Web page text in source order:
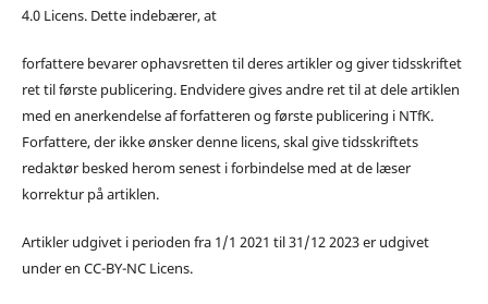
4.0 Licens. Dette indebærer, at
forfattere bevarer ophavsretten til deres artikler og giver tidsskriftet
ret til første publicering. Endvidere gives andre ret til at dele artiklen
med en anerkendelse af forfatteren og første publicering i NTfK.
Forfattere, der ikke ønsker denne licens, skal give tidsskriftets
redaktør besked herom senest i forbindelse med at de læser
korrektur på artiklen.
Artikler udgivet i perioden fra 1/1 2021 til 31/12 2023 er udgivet
under en CC-BY-NC Licens.